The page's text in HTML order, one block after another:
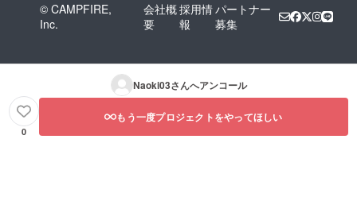
© CAMPFIRE,
Inc.
会社概
要
採用情
報
パートナー
募集
Naoki03さんへアンコール
0
もう一度プロジェクトをやってほしい